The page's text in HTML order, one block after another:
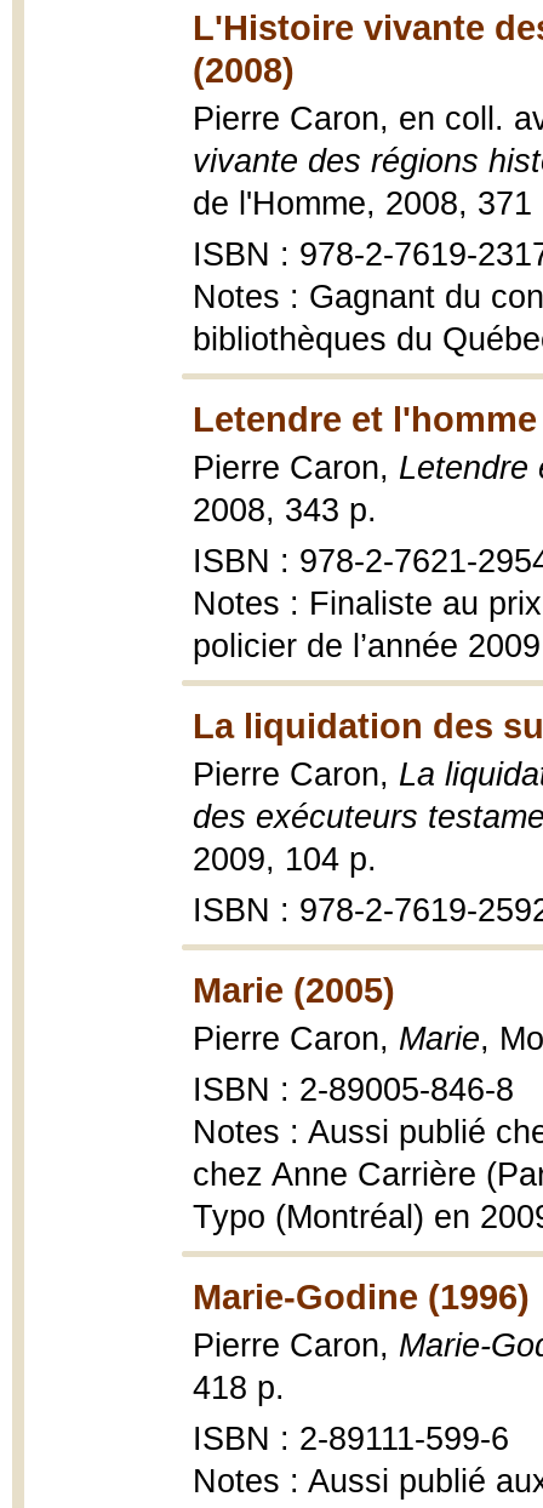
L'Histoire vivante
(2008)
Pierre Caron, en coll.
vivante des régions
de l'Homme, 2008, 371
ISBN : 978-2-7619-
Notes : Gagnant du
bibliothèques du
Letendre et
Pierre Caron, Letendre
2008, 343 p.
ISBN : 978-2-7621-
Notes : Finaliste au
policier de l’année
La liquidation des
Pierre Caron, La
des exécuteurs
2009, 104 p.
ISBN : 978-2-7619-
Marie (2005)
Pierre Caron, Marie,
ISBN : 2-89005-846-8
Notes : Aussi publié
chez Anne Carrière
Typo (Montréal) en
Marie-Godine (1996)
Pierre Caron, Marie-
418 p.
ISBN : 2-89111-599-6
Notes : Aussi publié